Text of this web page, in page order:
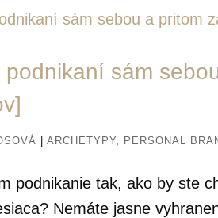
sám
|ARCHETYPY, PERSONAL
podnikanie tak, ako by ste
Nemáte jasne